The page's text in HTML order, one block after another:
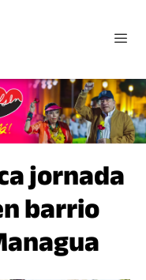
jornada
barrio